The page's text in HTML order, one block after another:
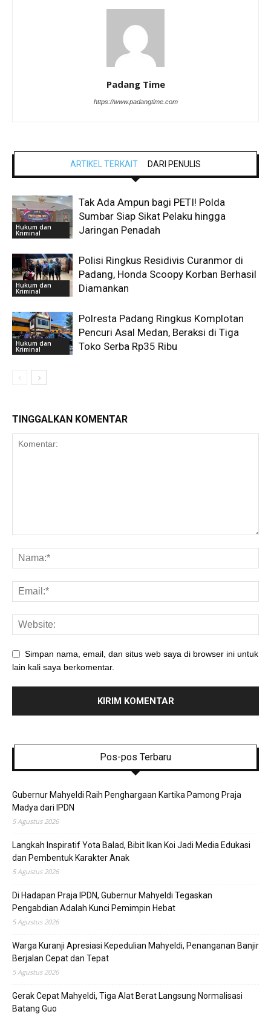
Padang Time
https://www.padangtime.com
ARTIKEL TERKAIT DARI PENULIS
Hukum dan
Kriminal
Tak Ada Ampun bagi PETI! Polda
Sumbar Siap Sikat Pelaku hingga
Jaringan Penadah
Hukum dan
Kriminal
Polisi Ringkus Residivis Curanmor di
Padang, Honda Scoopy Korban Berhasil
Diamankan
Hukum dan
Kriminal
Polresta Padang Ringkus Komplotan
Pencuri Asal Medan, Beraksi di Tiga
Toko Serba Rp35 Ribu
TINGGALKAN KOMENTAR
Simpan nama, email, dan situs web saya di browser ini untuk
lain kali saya berkomentar.
Pos-pos Terbaru
Gubernur Mahyeldi Raih Penghargaan Kartika Pamong Praja
Madya dari IPDN
5 Agustus 2026
Langkah Inspiratif Yota Balad, Bibit Ikan Koi Jadi Media Edukasi
dan Pembentuk Karakter Anak
5 Agustus 2026
Di Hadapan Praja IPDN, Gubernur Mahyeldi Tegaskan
Pengabdian Adalah Kunci Pemimpin Hebat
5 Agustus 2026
Warga Kuranji Apresiasi Kepedulian Mahyeldi, Penanganan Banjir
Berjalan Cepat dan Tepat
5 Agustus 2026
Gerak Cepat Mahyeldi, Tiga Alat Berat Langsung Normalisasi
Batang Guo